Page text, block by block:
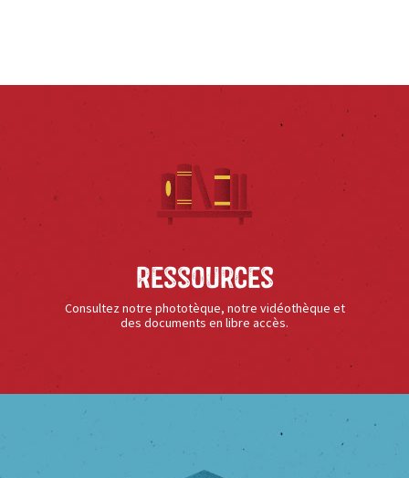
Ressources
Consultez notre phototèque, notre vidéothèque et
des documents en libre accès.